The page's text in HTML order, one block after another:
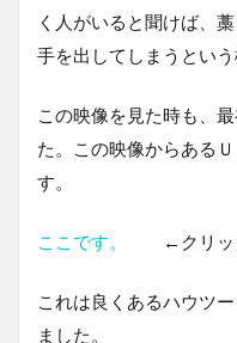
く人がいると聞けば、
手を出してしまうとい
この映像を見た時も、
た。この映像からある
す。
ここです。 ←クリッ
これは良くあるハウツ
ました。